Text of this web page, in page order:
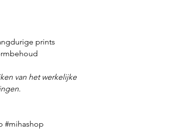
prints
van het werkelijke
#mihashop